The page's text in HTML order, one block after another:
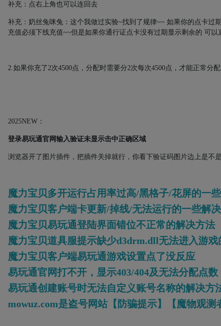
补充：点右上角也可以连回去
补充：奶丝兔咪兔：这个我做过实验~找到了规律~~ 如果你的点卡过
充值必须下线充值~~但是如果你通行证点卡没有过期显示剩余的 可以
2.如果你充了2次4500点，分配时需要分2次每次4500点，才能正常分
2025NEW ：
登录易玩通官网输入验证未显示击中正确区域
浏览器开了图片插件，把插件关掉就行，你看下验证码图片边上是不
魔力宝贝多开运行占用率过高/黑格子/花屏的一
魔力宝贝客户端卡更新/掉线/无法运行的一些解
魔力宝贝易玩通登陆界面错位不正常的解决方法
魔力宝贝道具服提示缺少d3drm.dll无法进入游戏
魔力宝贝客户端易玩通游戏设置点了没反应
易玩通官网打不开，显示403/404及无法分配点
易玩通创建账号时无法自定义账号名称的解决方
mowuz.com是盗号网站【防骗提示】【魔物观测